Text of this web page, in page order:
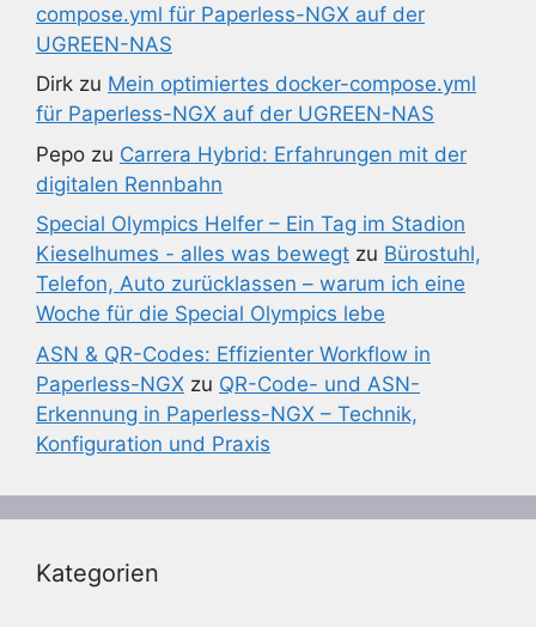
compose.yml für Paperless-NGX auf der
UGREEN-NAS
Dirk zu Mein optimiertes docker-compose.yml
für Paperless-NGX auf der UGREEN-NAS
Pepo zu Carrera Hybrid: Erfahrungen mit der
digitalen Rennbahn
Special Olympics Helfer – Ein Tag im Stadion
Kieselhumes - alles was bewegt zu Bürostuhl,
Telefon, Auto zurücklassen – warum ich eine
Woche für die Special Olympics lebe
ASN & QR-Codes: Effizienter Workflow in
Paperless-NGX zu QR-Code- und ASN-
Erkennung in Paperless-NGX – Technik,
Konfiguration und Praxis
Kategorien